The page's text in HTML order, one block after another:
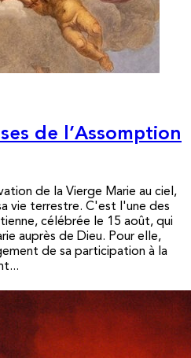
de l’Assomption
de la Vierge Marie au ciel,
vie terrestre. C'est l'une des
célébrée le 15 août, qui
auprès de Dieu. Pour elle,
de sa participation à la